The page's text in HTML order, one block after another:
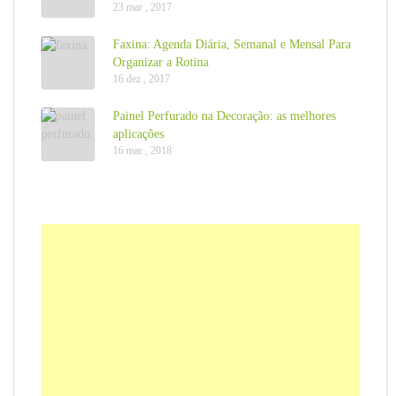
23 mar , 2017
Faxina: Agenda Diária, Semanal e Mensal Para
Organizar a Rotina
16 dez , 2017
Painel Perfurado na Decoração: as melhores
aplicações
16 mar , 2018